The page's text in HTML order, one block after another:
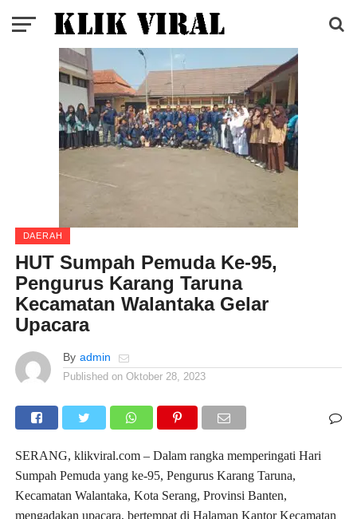
DAERAH
HUT Sumpah Pemuda Ke-95,
Pengurus Karang Taruna
Kecamatan Walantaka Gelar
Upacara
By admin
Published on Oktober 28, 2023
SERANG, klikviral.com – Dalam rangka memperingati Hari
Sumpah Pemuda yang ke-95, Pengurus Karang Taruna,
Kecamatan Walantaka, Kota Serang, Provinsi Banten,
mengadakan upacara, bertempat di Halaman Kantor Kecamatan